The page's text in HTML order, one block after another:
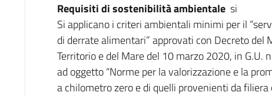
Requisiti di sostenibilità ambientale si
Si applicano i criteri ambientali minimi per il
di derrate alimentari” approvati con Decreto del
Territorio e del Mare del 10 marzo 2020, in
ad oggetto “Norme per la valorizzazione e la
a chilometro zero e di quelli provenienti da filiera